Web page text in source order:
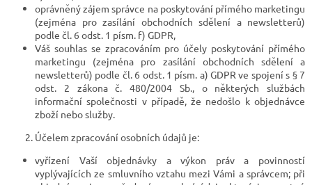
oprávněný zájem správce na poskytování přímého marketingu
(zejména pro zasílání obchodních sdělení a newsletterů)
podle čl. 6 odst. 1 písm. f) GDPR,
Váš souhlas se zpracováním pro účely poskytování přímého
marketingu (zejména pro zasílání obchodních sdělení a
newsletterů) podle čl. 6 odst. 1 písm. a) GDPR ve spojení s § 7
odst. 2 zákona č. 480/2004 Sb., o některých službách
informační společnosti v případě, že nedošlo k objednávce
zboží nebo služby.
Účelem zpracování osobních údajů je:
vyřízení Vaší objednávky a výkon práv a povinností
vyplývajících ze smluvního vztahu mezi Vámi a správcem; při